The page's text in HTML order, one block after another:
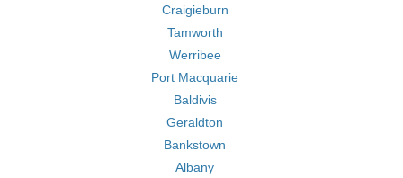
Craigieburn
Tamworth
Werribee
Port Macquarie
Baldivis
Geraldton
Bankstown
Albany